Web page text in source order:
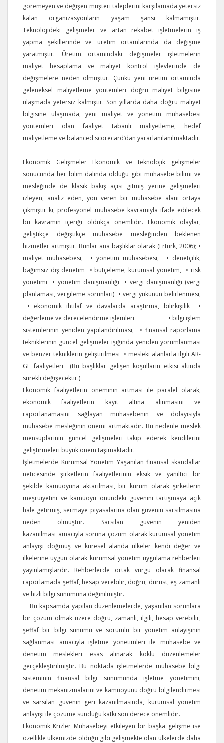
göremeyen ve değişen müşteri taleplerini karşılamada yetersiz
kalan organizasyonların yaşam şansı kalmamıştır.
Teknolojideki gelişmeler ve artan rekabet işletmelerin iş
yapma şekillerinde ve üretim ortamlarında da değişme
yaratmıştır. Üretim ortamındaki değişmeler işletmelerin
maliyet hesaplama ve maliyet kontrol işlevlerinde de
değişmelere neden olmuştur. Çünkü yeni üretim ortamında
geleneksel maliyetleme yöntemleri doğru maliyet bilgisine
ulaşmada yetersiz kalmıştır. Son yıllarda daha doğru maliyet
bilgisine ulaşmada, yeni maliyet ve yönetim muhasebesi
yöntemleri olan faaliyet tabanlı maliyetleme, hedef
maliyetleme ve balanced scorecard’dan yararlanılanılmaktadır.
Ekonomik Gelişmeler Ekonomik ve teknolojik gelişmeler
sonucunda her bilim dalında olduğu gibi muhasebe bilimi ve
mesleğinde de klasik bakış açısı gitmiş yerine gelişmeleri
izleyen, analiz eden, yön veren bir muhasebe alanı ortaya
çıkmıştır ki, profesyonel muhasebe kavramıyla ifade edilecek
bu kavramın içeriği oldukça önemlidir. Ekonomik olaylar,
geliştikçe değiştikçe muhasebe mesleğinden beklenen
hizmetler artmıştır. Bunlar ana başlıklar olarak (Ertürk, 2006); •
maliyet muhasebesi, • yönetim muhasebesi, • denetçilik,
bağımsız dış denetim • bütçeleme, kurumsal yönetim, • risk
yönetimi • yönetim danışmanlığı • vergi danışmanlığı (vergi
planlaması, vergileme sorunları) • vergi yükünün belirlenmesi,
• ekonomik ihtilaf ve davalarda araştırma, bilirkişilik •
değerleme ve derecelendirme işlemleri • bilgi işlem
sistemlerinin yeniden yapılandırılması, • finansal raporlama
tekniklerinin güncel gelişmeler ışığında yeniden yorumlanması
ve benzer tekniklerin geliştirilmesi • mesleki alanlarla ilgili AR-
GE faaliyetleri (Bu başlıklar gelişen koşulların etkisi altında
sürekli değişecektir.)
Ekonomik faaliyetlerin öneminin artması ile paralel olarak,
ekonomik faaliyetlerin kayıt altına alınmasını ve
raporlanamasını sağlayan muhasebenin ve dolayısıyla
muhasebe mesleğinin önemi artmaktadır. Bu nedenle meslek
mensuplarının güncel gelişmeleri takip ederek kendilerini
geliştirmeleri büyük önem taşımaktadır.
İşletmelerde Kurumsal Yönetim Yaşanılan finansal skandallar
neticesinde şirketlerin faaliyetlerinin eksik ve yanıltıcı bir
şekilde kamuoyuna aktarılması, bir kurum olarak şirketlerin
meşruiyetini ve kamuoyu önündeki güvenini tartışmaya açık
hale getirmiş, sermaye piyasalarına olan güvenin sarsılmasına
neden olmuştur. Sarsılan güvenin yeniden
kazanılması amacıyla soruna çözüm olarak kurumsal yönetim
anlayışı doğmuş ve küresel alanda ülkeler kendi değer ve
ilkelerine uygun olarak kurumsal yönetim uygulama rehberleri
yayınlamışlardır. Rehberlerde ortak vurgu olarak finansal
raporlamada şeffaf, hesap verebilir, doğru, dürüst, eş zamanlı
ve hızlı bilgi sunumuna değinilmiştir.
Bu kapsamda yapılan düzenlemelerde, yaşanılan sorunlara
bir çözüm olmak üzere doğru, zamanlı, ilgili, hesap verebilir,
şeffaf bir bilgi sunumu ve sorumlu bir yönetim anlayışının
sağlanması amacıyla işletme yönetimleri ile muhasebe ve
denetim meslekleri esas alınarak köklü düzenlemeler
gerçekleştirilmiştir. Bu noktada işletmelerde muhasebe bilgi
sisteminin finansal bilgi sunumunda işletme yönetimini,
denetim mekanizmalarını ve kamuoyunu doğru bilgilendirmesi
ve sarsılan güvenin geri kazanılmasında, kurumsal yönetim
anlayışı ile çözüme sunduğu katkı son derece önemlidir.
Ekonomik Krizler Muhasebeyi etkileyen bir başka gelişme ise
özellikle ülkemizde olduğu gibi gelişmekte olan ülkelerde daha